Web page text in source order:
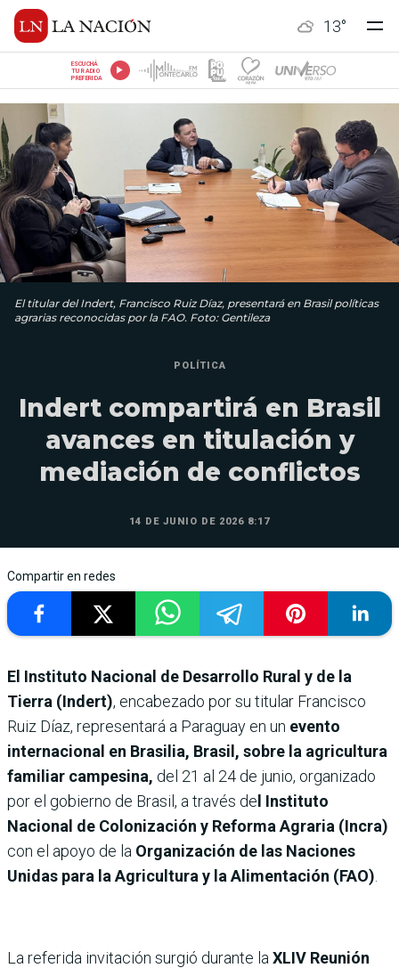
13°
ESCUCHÁ
TU RADIO
PREFERIDA
El titular del Indert, Francisco Ruiz Díaz, presentará en Brasil políticas
agrarias reconocidas por la FAO. Foto: Gentileza
POLÍTICA
Indert compartirá en Brasil
avances en titulación y
mediación de conflictos
14 DE JUNIO DE 2026 8:17
Compartir en redes
El Instituto Nacional de Desarrollo Rural y de la
Tierra (Indert), encabezado por su titular Francisco
Ruiz Díaz, representará a Paraguay en un evento
internacional en Brasilia, Brasil, sobre la agricultura
familiar campesina, del 21 al 24 de junio, organizado
por el gobierno de Brasil, a través del Instituto
Nacional de Colonización y Reforma Agraria (Incra)
con el apoyo de la Organización de las Naciones
Unidas para la Agricultura y la Alimentación (FAO)
La referida invitación surgió durante la XLIV Reunión